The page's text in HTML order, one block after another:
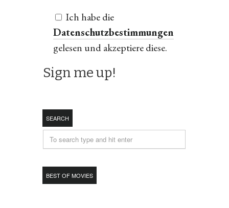
Ich habe die
Datenschutzbestimmungen
gelesen und akzeptiere diese.
SEARCH
BEST OF MOVIES